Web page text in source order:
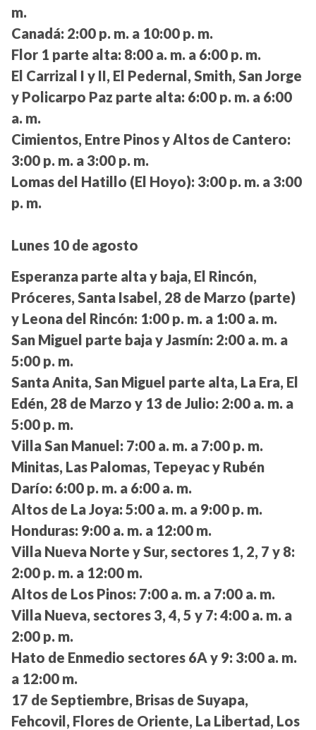
m.
Canadá: 2:00 p. m. a 10:00 p. m.
Flor 1 parte alta: 8:00 a. m. a 6:00 p. m.
El Carrizal I y II, El Pedernal, Smith, San Jorge
y Policarpo Paz parte alta: 6:00 p. m. a 6:00
a. m.
Cimientos, Entre Pinos y Altos de Cantero:
3:00 p. m. a 3:00 p. m.
Lomas del Hatillo (El Hoyo): 3:00 p. m. a 3:00
p. m.
Lunes 10 de agosto
Esperanza parte alta y baja, El Rincón,
Próceres, Santa Isabel, 28 de Marzo (parte)
y Leona del Rincón: 1:00 p. m. a 1:00 a. m.
San Miguel parte baja y Jasmín: 2:00 a. m. a
5:00 p. m.
Santa Anita, San Miguel parte alta, La Era, El
Edén, 28 de Marzo y 13 de Julio: 2:00 a. m. a
5:00 p. m.
Villa San Manuel: 7:00 a. m. a 7:00 p. m.
Minitas, Las Palomas, Tepeyac y Rubén
Darío: 6:00 p. m. a 6:00 a. m.
Altos de La Joya: 5:00 a. m. a 9:00 p. m.
Honduras: 9:00 a. m. a 12:00 m.
Villa Nueva Norte y Sur, sectores 1, 2, 7 y 8:
2:00 p. m. a 12:00 m.
Altos de Los Pinos: 7:00 a. m. a 7:00 a. m.
Villa Nueva, sectores 3, 4, 5 y 7: 4:00 a. m. a
2:00 p. m.
Hato de Enmedio sectores 6A y 9: 3:00 a. m.
a 12:00 m.
17 de Septiembre, Brisas de Suyapa,
Fehcovil, Flores de Oriente, La Libertad, Los